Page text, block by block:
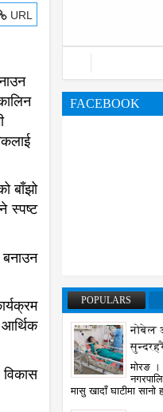
URL
बाँझो
स्पष्ट
FACEBOOK
POPULARS
नोबेल
मोरङ ।
मासु खादाँ घाटीमा